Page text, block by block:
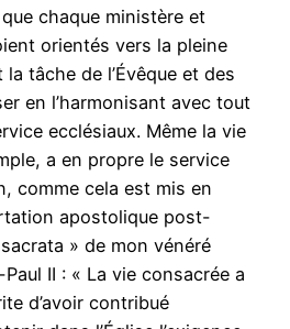
chaque ministère et
orientés vers la pleine
tâche de l’Évêque et des
en l’harmonisant avec tout
ecclésiaux. Même la vie
a en propre le service
comme cela est mis en
apostolique post-
» de mon vénéré
II : « La vie consacrée a
d’avoir contribué